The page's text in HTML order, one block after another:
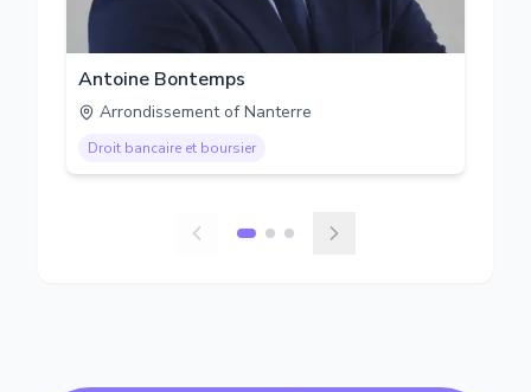
Antoine Bontemps
Arrondissement of Nanterre
Droit bancaire et boursier